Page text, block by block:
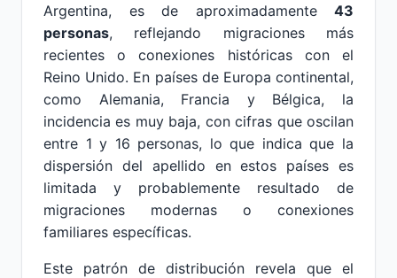
Argentina, es de aproximadamente 43
personas, reflejando migraciones más
recientes o conexiones históricas con el
Reino Unido. En países de Europa continental,
como Alemania, Francia y Bélgica, la
incidencia es muy baja, con cifras que oscilan
entre 1 y 16 personas, lo que indica que la
dispersión del apellido en estos países es
limitada y probablemente resultado de
migraciones modernas o conexiones
familiares específicas.
Este patrón de distribución revela que el